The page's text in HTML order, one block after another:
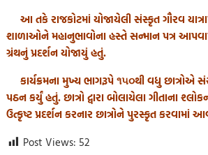
આ તકે રાજકોટમાં યોજાયેલી સંસ્કૃત ગૌરવ
શાળાઓને મહાનુભાવોના હસ્તે સન્માન પત્ર
ગ્રંથનું પ્રદર્શન યોજાયું હતું.
કાર્યક્રમના મુખ્ય ભાગરૂપે ૧૫૦થી વધુ છાત્રોએ
પઠન કર્યું હતું. છાત્રો દ્વારા બોલાયેલા ગીતાના
ઉત્કૃષ્ટ પ્રદર્શન કરનાર છાત્રોને પુરસ્કૃત કરવામાં
Post Views: 52